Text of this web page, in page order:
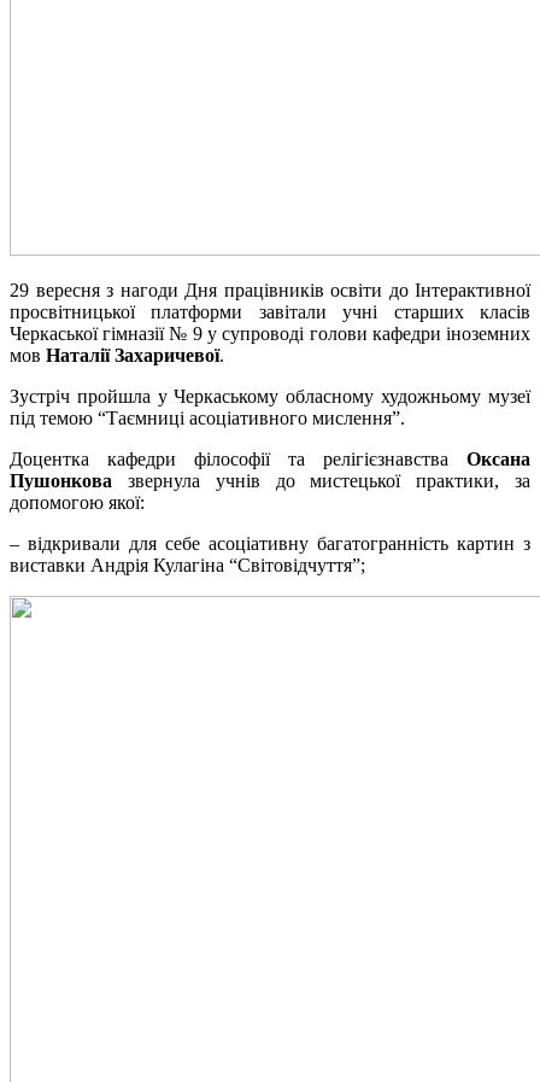
29 вересня з нагоди Дня працівників освіти до Інтерактивної
просвітницької платформи завітали учні старших класів
Черкаської гімназії № 9 у супроводі голови кафедри іноземних
мов Наталії Захаричевої.
Зустріч пройшла у Черкаському обласному художньому музеї
під темою “Таємниці асоціативного мислення”.
Доцентка кафедри філософії та релігієзнавства Оксана
Пушонкова звернула учнів до мистецької практики, за
допомогою якої:
– відкривали для себе асоціативну багатогранність картин з
виставки Андрія Кулагіна “Світовідчуття”;